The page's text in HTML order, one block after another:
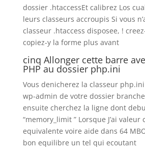
dossier .htaccessEt calibrez Los
leurs classeurs accroupis Si vous
classeur .htaccess disposee, !
copiez-y la forme plus avant
cinq Allonger cette barre
PHP au dossier php.ini
Vous denicherez la classeur
wp-admin de votre dossier
ensuite cherchez la ligne dont
“memory_limit ” Lorsque J’ai valeur
equivalente voire aide dans 64
bon equilibre un tel qui ecoutant